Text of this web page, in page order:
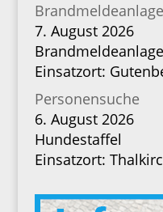
Brandmeldeanlage
7. August 2026
Brandmeldeanlage
Einsatzort:
Personensuche
6. August 2026
Hundestaffel
Einsatzort: